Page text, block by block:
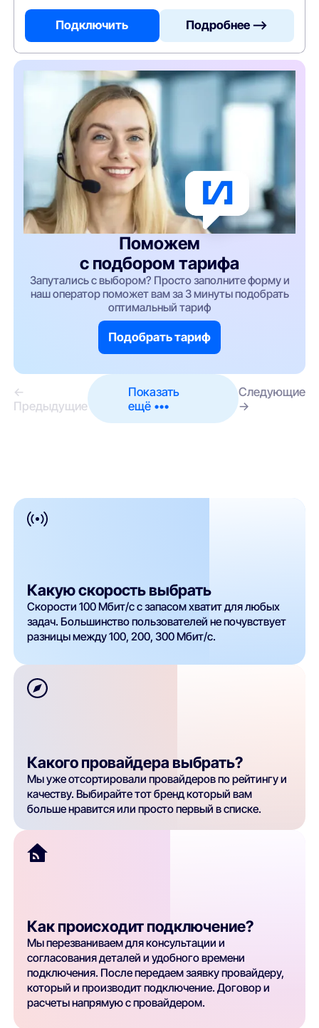
Подключить Подробнее —>
Поможем
с подбором тарифа
Запутались с выбором? Просто заполните форму и
наш оператор поможет вам за 3 минуты подобрать
оптимальный тариф
Подобрать тариф
←
Предыдущие
Показать
ещё •••
Следующие
→
Какую скорость выбрать
Скорости 100 Мбит/с с запасом хватит для любых
задач. Большинство пользователей не почувствует
разницы между 100, 200, 300 Мбит/с.
Какого провайдера выбрать?
Мы уже отсортировали провайдеров по рейтингу и
качеству. Выбирайте тот бренд который вам
больше нравится или просто первый в списке.
Как происходит подключение?
Мы перезваниваем для консультации и
согласования деталей и удобного времени
подключения. После передаем заявку провайдеру,
который и производит подключение. Договор и
расчеты напрямую с провайдером.